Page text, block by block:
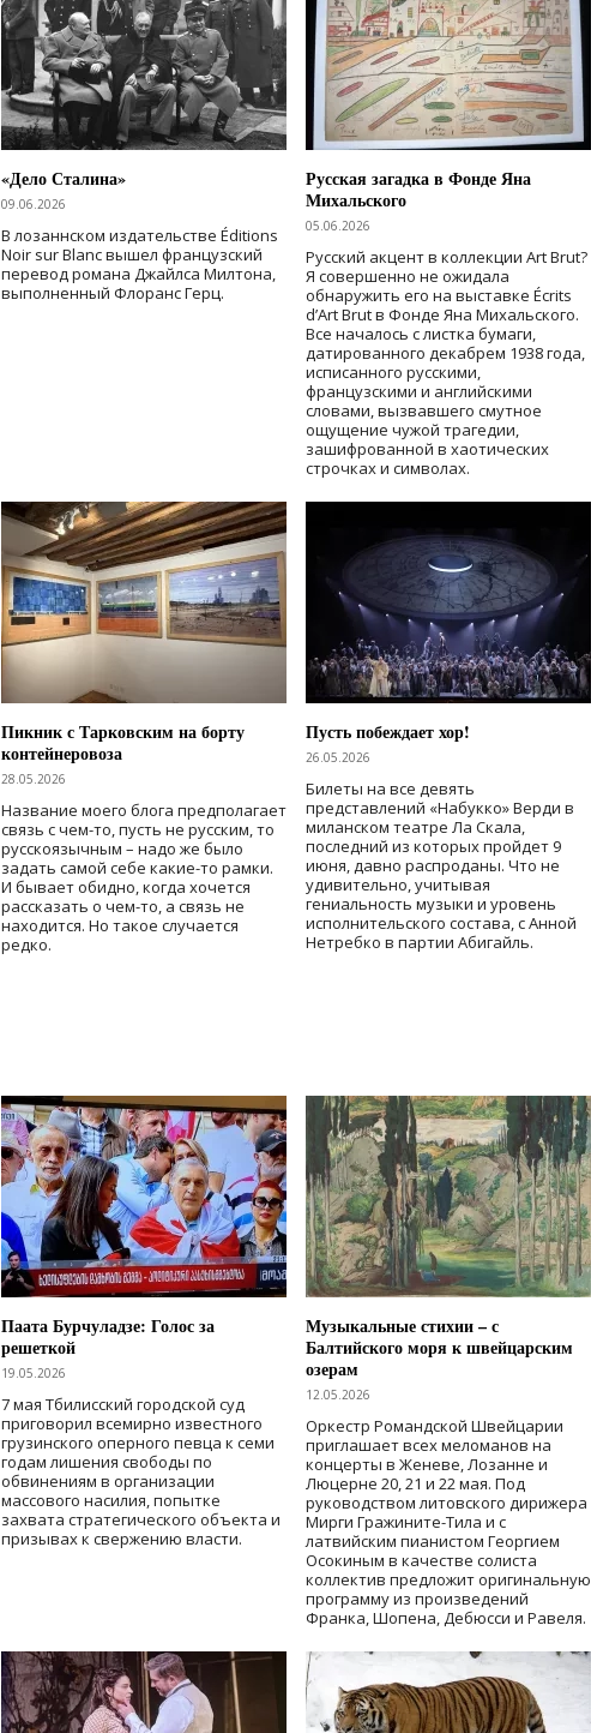
«Дело Сталина»
09.06.2026
В лозаннском издательстве Éditions
Noir sur Blanc вышел французский
перевод романа Джайлса Милтона,
выполненный Флоранс Герц.
Русская загадка в Фонде Яна
Михальского
05.06.2026
Русский акцент в коллекции Art Brut?
Я совершенно не ожидала
обнаружить его на выставке Écrits
d’Art Brut в Фонде Яна Михальского.
Все началось с листка бумаги,
датированного декабрем 1938 года,
исписанного русскими,
французскими и английскими
словами, вызвавшего смутное
ощущение чужой трагедии,
зашифрованной в хаотических
строчках и символах.
Пикник с Тарковским на борту
контейнеровоза
28.05.2026
Название моего блога предполагает
связь с чем-то, пусть не русским, то
русскоязычным – надо же было
задать самой себе какие-то рамки.
И бывает обидно, когда хочется
рассказать о чем-то, а связь не
находится. Но такое случается
редко.
Пусть побеждает хор!
26.05.2026
Билеты на все девять
представлений «Набукко» Верди в
миланском театре Ла Скала,
последний из которых пройдет 9
июня, давно распроданы. Что не
удивительно, учитывая
гениальность музыки и уровень
исполнительского состава, с Анной
Нетребко в партии Абигайль.
Паата Бурчуладзе: Голос за
решеткой
19.05.2026
7 мая Тбилисский городской суд
приговорил всемирно известного
грузинского оперного певца к семи
годам лишения свободы по
обвинениям в организации
массового насилия, попытке
захвата стратегического объекта и
призывах к свержению власти.
Музыкальные стихии – с
Балтийского моря к швейцарским
озерам
12.05.2026
Оркестр Романдской Швейцарии
приглашает всех меломанов на
концерты в Женеве, Лозанне и
Люцерне 20, 21 и 22 мая. Под
руководством литовского дирижера
Мирги Гражините-Тила и с
латвийским пианистом Георгием
Осокиным в качестве солиста
коллектив предложит оригинальную
программу из произведений
Франка, Шопена, Дебюсси и Равеля.